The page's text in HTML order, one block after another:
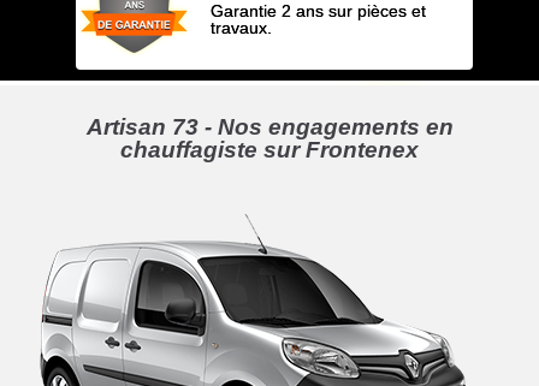
Garantie 2 ans sur pièces et
travaux.
Artisan 73 - Nos engagements en
chauffagiste sur Frontenex